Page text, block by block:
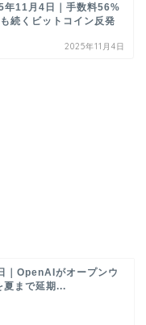
年11月4日｜手数料56%
続くビットコイン反発
2025年11月4日
｜OpenAIがオープンウ
夏まで延期...